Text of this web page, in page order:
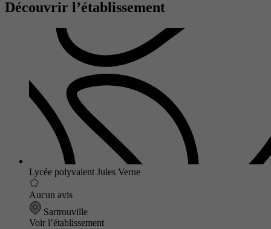
Découvrir l’établissement
Lycée polyvalent Jules Verne
Aucun avis
Sartrouville
Voir l’établissement